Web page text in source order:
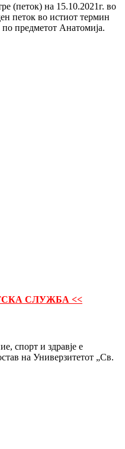
(петок) на 15.10.2021г. во
петок во истиот термин
предметот Анатомија.
СЛУЖБА <<
спорт и здравје е
на Универзитетот „Св.